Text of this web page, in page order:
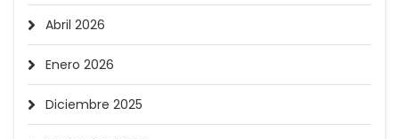
Abril 2026
Enero 2026
Diciembre 2025